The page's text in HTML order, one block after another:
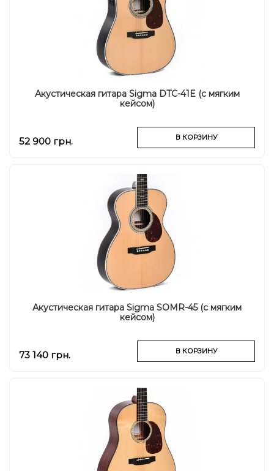
Акустическая гитара Sigma DTC-41E (с мягким
кейсом)
52 900 грн. В КОРЗИНУ
Акустическая гитара Sigma SOMR-45 (с мягким
кейсом)
73 140 грн. В КОРЗИНУ